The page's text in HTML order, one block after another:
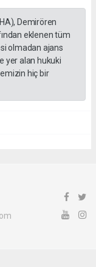
Demirören
eklenen tüm
olmadan ajans
yer alan hukuki
hiç bir